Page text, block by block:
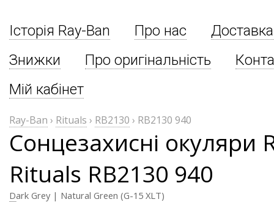
Історія Ray-Ban Про нас
Знижки
Про оригінальність
Мій кабінет
Ray-Ban › Rituals › RB2130 › RB2130 940
Сонцезахисні окуляри
Rituals RB2130 940
Dark Grey | Natural Green (G-15 XLT)